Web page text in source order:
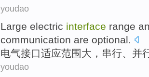
youdao
Large electric interface range
communication are optional.
电气接口适应范围大 ， 串行、 并
youdao